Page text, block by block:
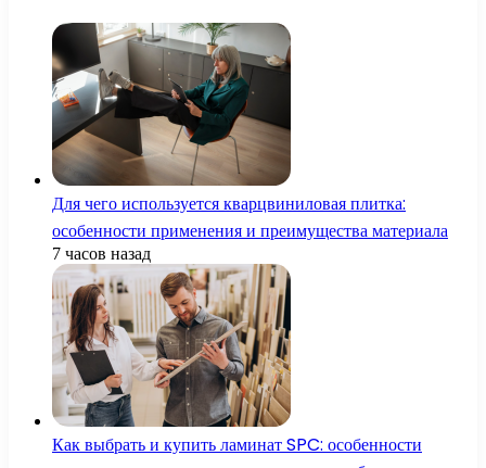
Для чего используется кварцвиниловая плитка:
особенности применения и преимущества материала
7 часов назад
Как выбрать и купить ламинат SPC: особенности